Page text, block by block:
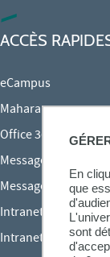
En
que
sont
ACCÈS
eCampus
Mahara
Office 365
Messagerie des
Messagerie des
Intranet Inspé
Intranet UPEC